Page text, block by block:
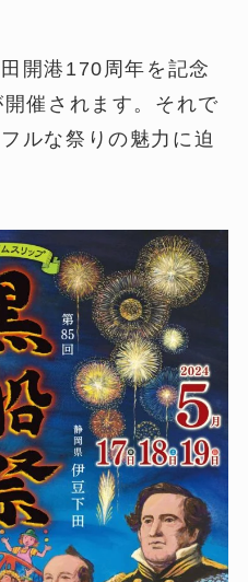
開港170周年を記念
催されます。それで
ルな祭りの魅力に迫